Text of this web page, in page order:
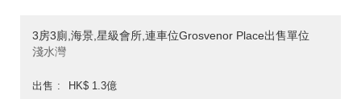
3房3廁,海景,星級會所,連車位Grosvenor Place出售單位
淺水灣
出售
HK$ 1.3億